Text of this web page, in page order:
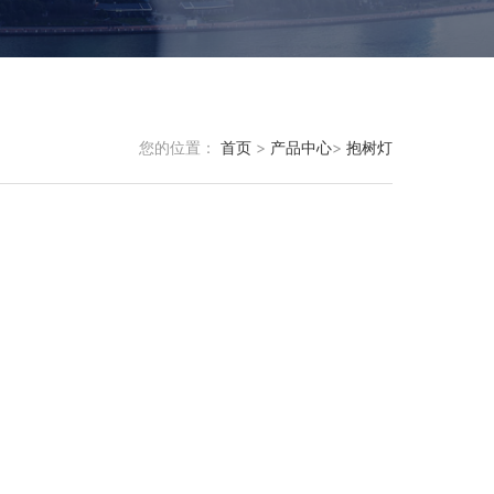
您的位置： 首页 > 产品中心> 抱树灯